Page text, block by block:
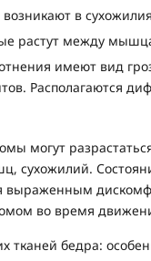
в
растут между
имеют вид
Располагаются
могут
сухожилий.
выраженным
во время